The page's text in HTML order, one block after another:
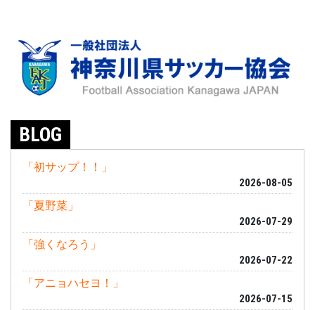
BLOG
「初サップ！！」
2026-08-05
「夏野菜」
2026-07-29
「強くなろう」
2026-07-22
「アニョハセヨ！」
2026-07-15